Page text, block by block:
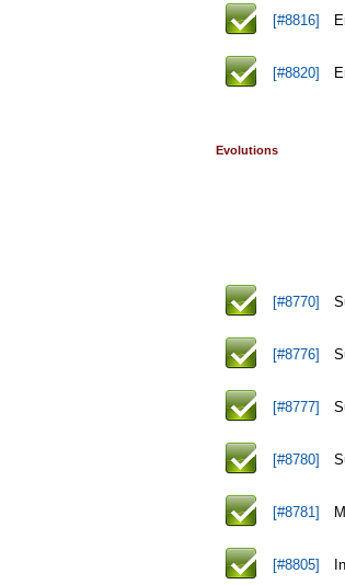
[#8816]
[#8820]
Evolutions
[#8770]
[#8776]
[#8777]
[#8780]
[#8781]
[#8805]